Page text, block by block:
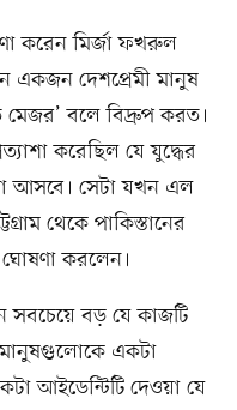
করেন মির্জা ফখরুল
একজন দেশপ্রেমী মানুষ
বলে বিদ্রুপ করত।
করেছিল যে যুদ্ধের
আসবে। সেটা যখন এল
থেকে পাকিস্তানের
ঘোষণা করলেন।
বড় যে কাজটি
একটা
আইডেন্টিটি দেওয়া যে